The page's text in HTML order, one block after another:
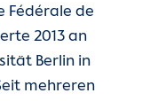
Fédérale de
2013 an
Berlin in
mehreren